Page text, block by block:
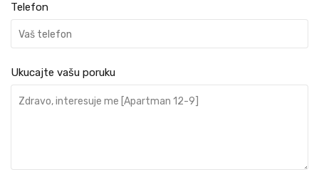
Telefon
Ukucajte vašu poruku